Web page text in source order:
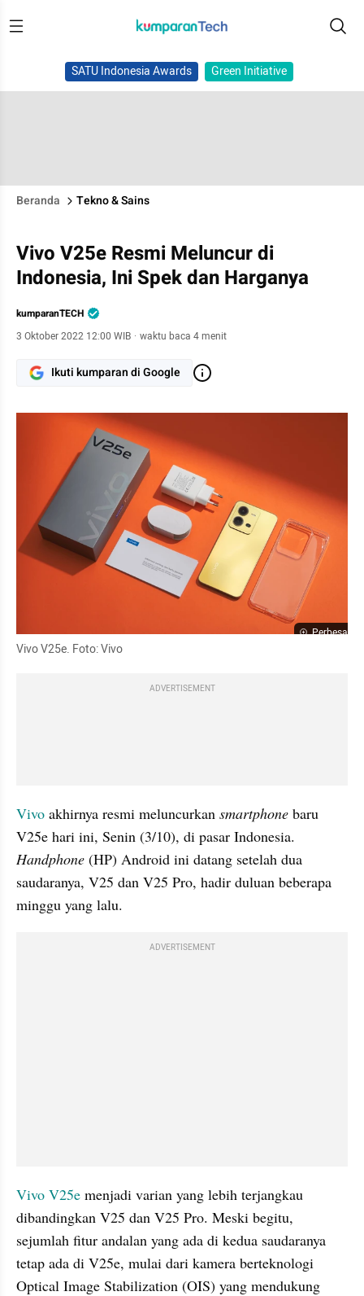
SATU Indonesia Awards Green Initiative
Beranda Tekno & Sains
Vivo V25e Resmi Meluncur di
Indonesia, Ini Spek dan Harganya
kumparanTECH
3 Oktober 2022 12:00 WIB · waktu baca 4 menit
Ikuti kumparan di Google
Perbesar
Vivo V25e. Foto: Vivo
ADVERTISEMENT
Vivo akhirnya resmi meluncurkan smartphone baru
Handphone (HP) Android ini datang setelah dua
saudaranya, V25 dan V25 Pro, hadir duluan beberapa
minggu yang lalu.
ADVERTISEMENT
Vivo V25e menjadi varian yang lebih terjangkau
dibandingkan V25 dan V25 Pro. Meski begitu,
sejumlah fitur andalan yang ada di kedua saudaranya
tetap ada di V25e, mulai dari kamera berteknologi
Optical Image Stabilization (OIS) yang mendukung